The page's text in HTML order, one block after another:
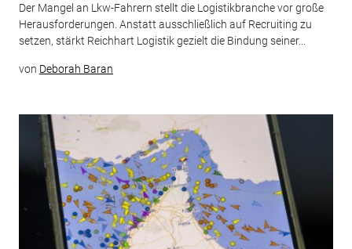
Der Mangel an Lkw-Fahrern stellt die Logistikbranche vor große
Herausforderungen. Anstatt ausschließlich auf Recruiting zu
setzen, stärkt Reichhart Logistik gezielt die Bindung seiner...
von Deborah Baran